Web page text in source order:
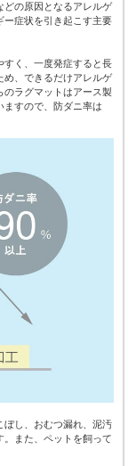
どの原因となるアレルゲ
ー症状を引き起こす主要
すく、一度発症すると長
め、できるだけアレルゲ
のラグマットはアース製
すので、防ダニ率は
ぼし、おむつ漏れ、泥汚
また、ペットを飼って